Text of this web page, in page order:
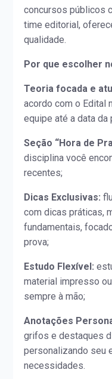
concursos públicos
time editorial,
qualidade.
Por que escolher
Teoria focada e
acordo com o Edital
equipe até a data
Seção “Hora de
disciplina você
recentes;
Dicas Exclusivas:
com dicas práticas,
fundamentais,
prova;
Estudo Flexível:
material impresso
sempre à mão;
Anotações
grifos e destaques
personalizando seu
necessidades.